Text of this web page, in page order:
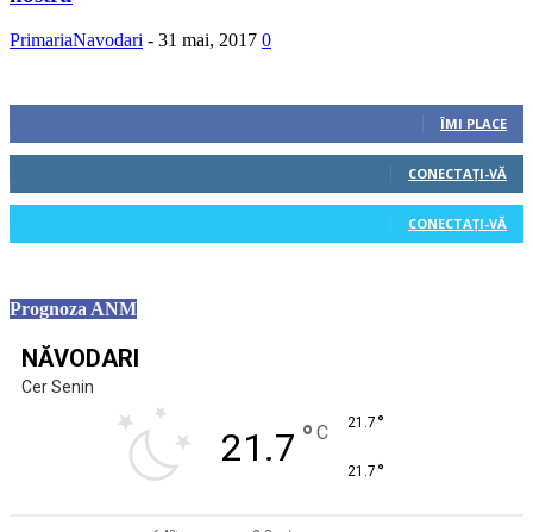
PrimariaNavodari - 31 mai, 2017 0
ÎMI PLACE
0 Cititori
CONECTAȚI-VĂ
0 Cititori
CONECTAȚI-VĂ
Prognoza ANM
NĂVODARI
Cer Senin
21.7 ° C 21.7 °
21.7 °